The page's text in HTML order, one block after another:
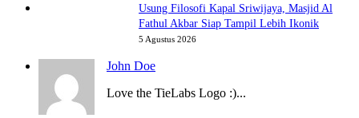
Usung Filosofi Kapal Sriwijaya, Masjid Al
Fathul Akbar Siap Tampil Lebih Ikonik
5 Agustus 2026
John Doe
Love the TieLabs Logo :)...